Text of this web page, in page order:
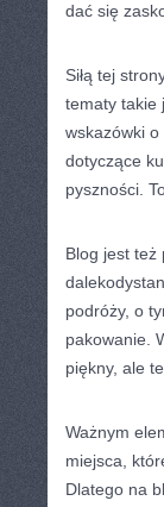
dać się
Siłą tej
tematy takie
wskazówki
dotyczące
pyszności.
Blog jest też
podróży, o
pakowanie.
piękny, ale
Ważnym
miejsca,
Dlatego na